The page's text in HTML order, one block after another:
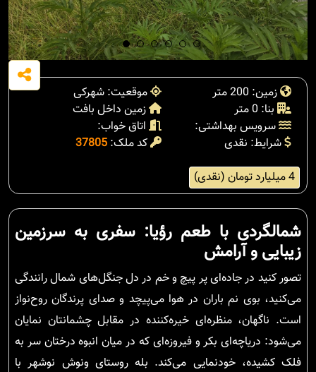
زمین: 200 متر
موقعیت: شهرکی
بنا: 0 متر
زمین داخل بافت
سرویس بهداشتی:
اتاق خواب:
شرایط: نقدی
کد ملک: 37805
4 میلیارد تومان (نقدی)
شمالگردی با طعم رؤیا: سفری به سرزمین
زیبایی و آرامش
تصور کنید در جاده‌ای پر پیچ و خم در دل جنگل‌های شمال رانندگی
می‌کنید، بوی نم باران در هوا می‌پیچد و صدای پرندگان روح‌نواز
است. ناگهان، منظره‌ای خیره‌کننده در مقابل چشمانتان نمایان
می‌شود: دریاچه‌ای بکر و فیروزه‌ای که در میان انبوه درختان سر به
فلک کشیده، خودنمایی می‌کند. بله روستای ونوش نوشهر با